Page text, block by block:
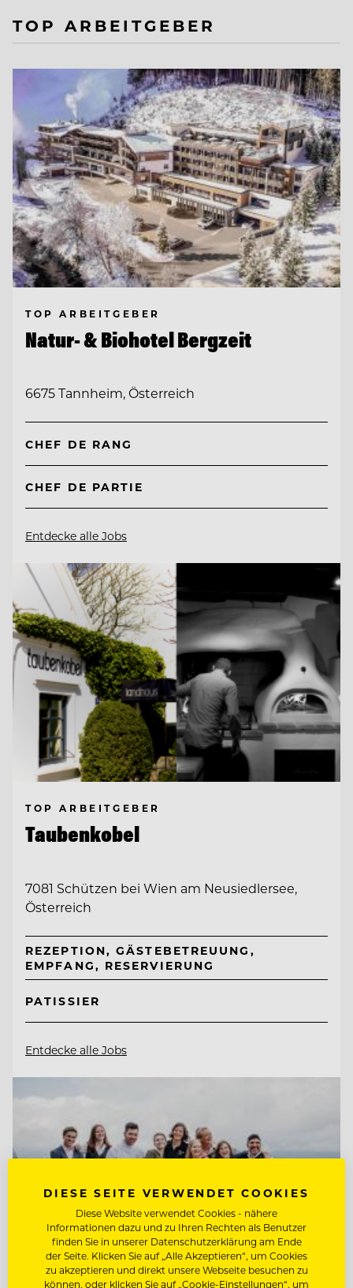
TOP ARBEITGEBER
TOP ARBEITGEBER
Natur- & Biohotel Bergzeit
6675 Tannheim, Österreich
CHEF DE RANG
CHEF DE PARTIE
Entdecke alle Jobs
TOP ARBEITGEBER
Taubenkobel
7081 Schützen bei Wien am Neusiedlersee,
Österreich
REZEPTION, GÄSTEBETREUUNG,
EMPFANG, RESERVIERUNG
PATISSIER
Entdecke alle Jobs
DIESE SEITE VERWENDET COOKIES
Diese Website verwendet Cookies - nähere
Informationen dazu und zu Ihren Rechten als Benutzer
finden Sie in unserer Datenschutzerklärung am Ende
der Seite. Klicken Sie auf „Alle Akzeptieren“, um Cookies
zu akzeptieren und direkt unsere Webseite besuchen zu
können, oder klicken Sie auf „Cookie-Einstellungen“, um